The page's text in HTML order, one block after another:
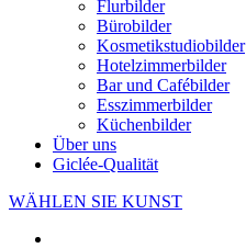
Flurbilder
Bürobilder
Kosmetikstudiobilder
Hotelzimmerbilder
Bar und Cafébilder
Esszimmerbilder
Küchenbilder
Über uns
Giclée-Qualität
WÄHLEN SIE KUNST